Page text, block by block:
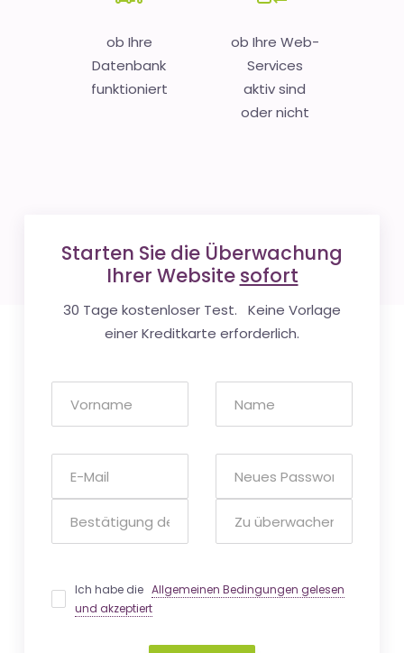
ob Ihre
Datenbank
funktioniert
ob Ihre Web-
Services
aktiv sind
oder nicht
Starten Sie die Überwachung
Ihrer Website sofort
30 Tage kostenloser Test. Keine Vorlage
einer Kreditkarte erforderlich.
Ich habe dieAllgemeinen Bedingungen gelesen
und akzeptiert